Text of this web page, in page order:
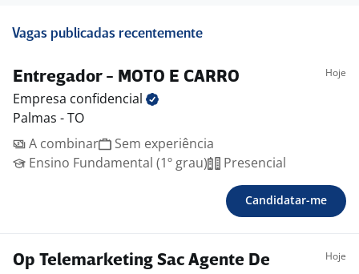
Vagas publicadas recentemente
Entregador - MOTO E CARRO Hoje
Empresa confidencial
Palmas - TO
A combinar
Sem experiência
Ensino Fundamental (1º grau)
Presencial
Candidatar-me
Op Telemarketing Sac Agente De
Hoje